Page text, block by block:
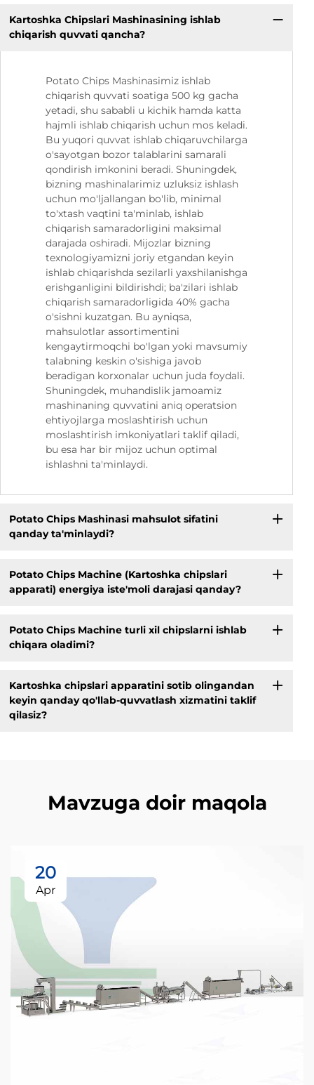
Kartoshka Chipslari Mashinasining ishlab
chiqarish quvvati qancha?
Potato Chips Mashinasimiz ishlab
chiqarish quvvati soatiga 500 kg gacha
yetadi, shu sababli u kichik hamda katta
hajmli ishlab chiqarish uchun mos keladi.
Bu yuqori quvvat ishlab chiqaruvchilarga
o'sayotgan bozor talablarini samarali
qondirish imkonini beradi. Shuningdek,
bizning mashinalarimiz uzluksiz ishlash
uchun mo'ljallangan bo'lib, minimal
to'xtash vaqtini ta'minlab, ishlab
chiqarish samaradorligini maksimal
darajada oshiradi. Mijozlar bizning
texnologiyamizni joriy etgandan keyin
ishlab chiqarishda sezilarli yaxshilanishga
erishganligini bildirishdi; ba'zilari ishlab
chiqarish samaradorligida 40% gacha
o'sishni kuzatgan. Bu ayniqsa,
mahsulotlar assortimentini
kengaytirmoqchi bo'lgan yoki mavsumiy
talabning keskin o'sishiga javob
beradigan korxonalar uchun juda foydali.
Shuningdek, muhandislik jamoamiz
mashinaning quvvatini aniq operatsion
ehtiyojlarga moslashtirish uchun
moslashtirish imkoniyatlari taklif qiladi,
bu esa har bir mijoz uchun optimal
ishlashni ta'minlaydi.
Potato Chips Mashinasi mahsulot sifatini
qanday ta'minlaydi?
Potato Chips Machine (Kartoshka chipslari
apparati) energiya iste'moli darajasi qanday?
Potato Chips Machine turli xil chipslarni ishlab
chiqara oladimi?
Kartoshka chipslari apparatini sotib olingandan
keyin qanday qo'llab-quvvatlash xizmatini taklif
qilasiz?
Mavzuga doir maqola
20
Apr